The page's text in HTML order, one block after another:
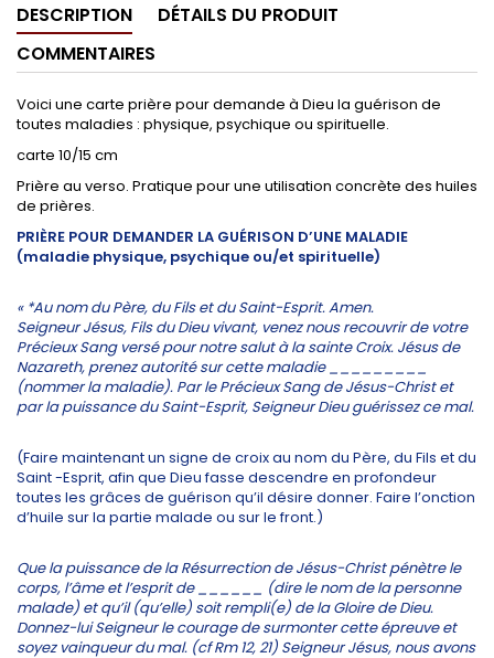
DESCRIPTION
DÉTAILS DU PRODUIT
COMMENTAIRES
Voici une carte prière pour demande à Dieu la guérison de
toutes maladies : physique, psychique ou spirituelle.
carte 10/15 cm
Prière au verso. Pratique pour une utilisation concrète des huiles
de prières.
PRIÈRE POUR DEMANDER LA GUÉRISON D’UNE MALADIE
(maladie physique, psychique ou/et spirituelle)
« *Au nom du Père, du Fils et du Saint-Esprit. Amen.
Seigneur Jésus, Fils du Dieu vivant, venez nous recouvrir de votre
Précieux Sang versé pour notre salut à la sainte Croix. Jésus de
Nazareth, prenez autorité sur cette maladie _________
(nommer la maladie). Par le Précieux Sang de Jésus-Christ et
par la puissance du Saint-Esprit, Seigneur Dieu guérissez ce mal.
(Faire maintenant un signe de croix au nom du Père, du Fils et du
Saint -Esprit, afin que Dieu fasse descendre en profondeur
toutes les grâces de guérison qu’il désire donner. Faire l’onction
d’huile sur la partie malade ou sur le front.)
Que la puissance de la Résurrection de Jésus-Christ pénètre le
corps, l’âme et l’esprit de ______ (dire le nom de la personne
malade) et qu’il (qu’elle) soit rempli(e) de la Gloire de Dieu.
Donnez-lui Seigneur le courage de surmonter cette épreuve et
soyez vainqueur du mal. (cf Rm 12, 21) Seigneur Jésus, nous avons